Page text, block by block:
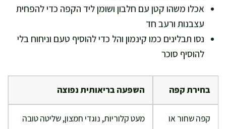
אכלו משהו קטן עם חלבון ושומן ליד הקפה כדי להפחית
עצבנות ורעב חד
נסו תבלינים כמו קינמון והל כדי להוסיף טעם וניחוח בלי
להוסיף סוכר
בחירת קפה השפעה בריאותית נפוצה
קפה שחור או
מעט קלוריות, נוגדי חמצון, שליטה טובה